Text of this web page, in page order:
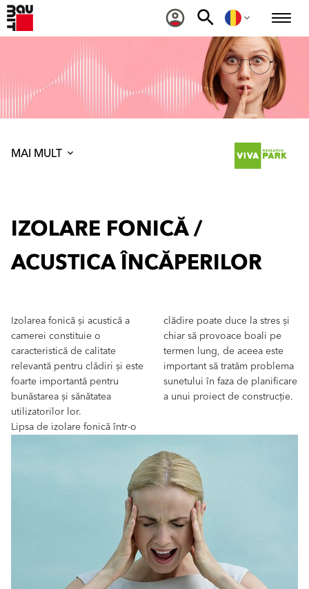
MAI MULT
IZOLARE FONICĂ /
ACUSTICA ÎNCĂPERILOR
Izolarea fonică și acustică a
camerei constituie o
caracteristică de calitate
relevantă pentru clădiri și este
foarte importantă pentru
bunăstarea și sănătatea
utilizatorilor lor.
Lipsa de izolare fonică într-o
clădire poate duce la stres și
chiar să provoace boali pe
termen lung, de aceea este
important să tratăm problema
sunetului în faza de planificare
a unui proiect de construcție.